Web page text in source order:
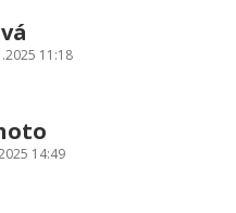
11:18
14:49